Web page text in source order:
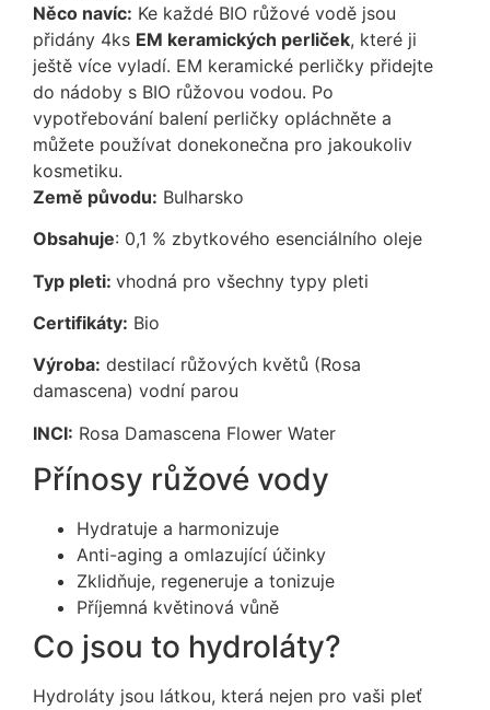
Něco navíc: Ke každé BIO růžové vodě jsou
přidány 4ks EM keramických perliček, které ji
ještě více vyladí. EM keramické perličky přidejte
do nádoby s BIO růžovou vodou. Po
vypotřebování balení perličky opláchněte a
můžete používat donekonečna pro jakoukoliv
kosmetiku.
Země původu: Bulharsko
Obsahuje: 0,1 % zbytkového esenciálního oleje
Typ pleti: vhodná pro všechny typy pleti
Certifikáty: Bio
Výroba: destilací růžových květů (Rosa
damascena) vodní parou
INCI: Rosa Damascena Flower Water
Přínosy růžové vody
Hydratuje a harmonizuje
Anti-aging a omlazující účinky
Zklidňuje, regeneruje a tonizuje
Příjemná květinová vůně
Co jsou to hydroláty?
Hydroláty jsou látkou, která nejen pro vaši pleť